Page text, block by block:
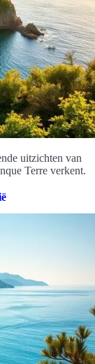
uitzichten van
Terre verkent.